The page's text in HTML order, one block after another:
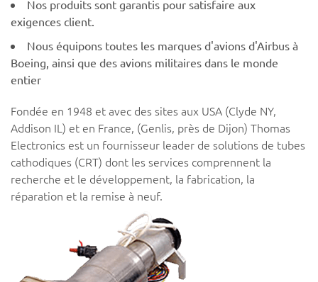
Nos produits sont garantis pour satisfaire aux
exigences client.
Nous équipons toutes les marques d'avions d'Airbus à
Boeing, ainsi que des avions militaires dans le monde
entier
Fondée en 1948 et avec des sites aux USA (Clyde NY,
Addison IL) et en France, (Genlis, près de Dijon) Thomas
Electronics est un fournisseur leader de solutions de tubes
cathodiques (CRT) dont les services comprennent la
recherche et le développement, la fabrication, la
réparation et la remise à neuf.